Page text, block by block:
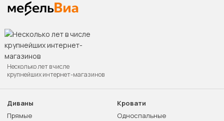
Несколько лет в числе
крупнейших интернет-магазинов
Диваны
Прямые
Кровати
Односпальные